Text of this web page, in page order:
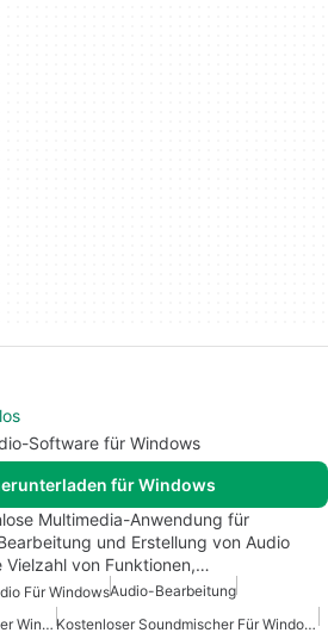
Software für Windows
für Windows
Multimedia-Anwendung für
und Erstellung von Audio
von Funktionen,…
Für WindowsAudio-Bearbeitung
Audio Werkzeuge Kostenlos Fuer Windows
Kostenloser Soundmischer Für Windows